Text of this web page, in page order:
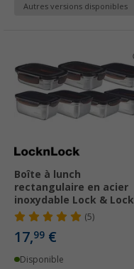
Autres versions disponibles
Boîte à lunch
rectangulaire en acier
inoxydable Lock & Lock
(5)
17,99 €
Disponible